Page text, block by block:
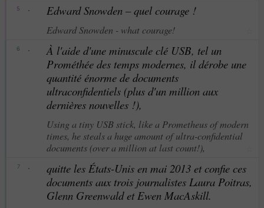
5 · Edward Snowden – quel courage !
Edward Snowden - what courage!
6 ·
À l'aide d'une minuscule clé USB, tel un
Prométhée des temps modernes, il dérobe une
quantité énorme de documents
ultraconfidentiels (plus d'un million aux
dernières nouvelles !),
Using a tiny USB stick, like a Prometheus of modern
times, he steals a huge amount of ultra-confidential
documents (over a million at last count!),
7 ·
quitte les États-Unis en mai 2013 et confie ces
documents aux trois journalistes Laura Poitras,
Glenn Greenwald et Ewen MacAskill.